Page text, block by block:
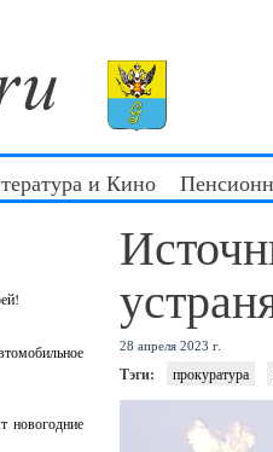
и Кино
новогодние
28 апреля 2023 г.
Тэги: прокуратура